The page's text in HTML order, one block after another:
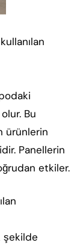
Bu
ürünlerin
Panellerin
etkiler.
şekilde